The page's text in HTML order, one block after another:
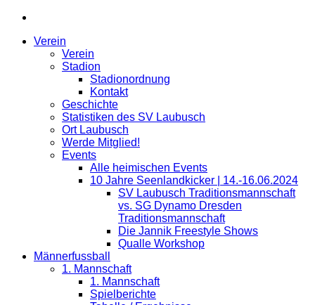
Verein
Verein
Stadion
Stadionordnung
Kontakt
Geschichte
Statistiken des SV Laubusch
Ort Laubusch
Werde Mitglied!
Events
Alle heimischen Events
10 Jahre Seenlandkicker | 14.-16.06.2024
SV Laubusch Traditionsmannschaft
vs. SG Dynamo Dresden
Traditionsmannschaft
Die Jannik Freestyle Shows
Qualle Workshop
Männerfussball
1. Mannschaft
1. Mannschaft
Spielberichte